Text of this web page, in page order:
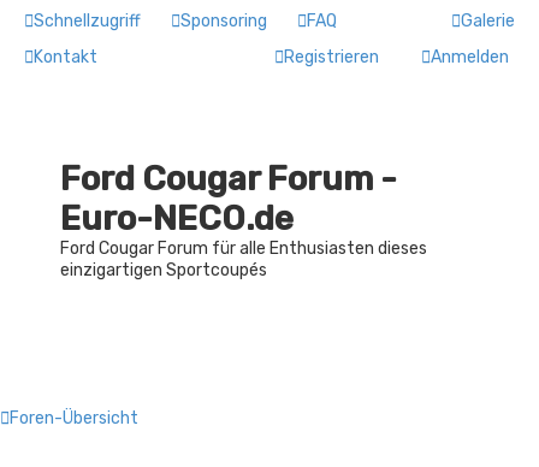
Schnellzugriff Galerie
Sponsoring
FAQ
Kontakt
Anmelden
Registrieren
Ford Cougar Forum -
Euro-NECO.de
Ford Cougar Forum für alle Enthusiasten dieses
einzigartigen Sportcoupés
Foren-Übersicht